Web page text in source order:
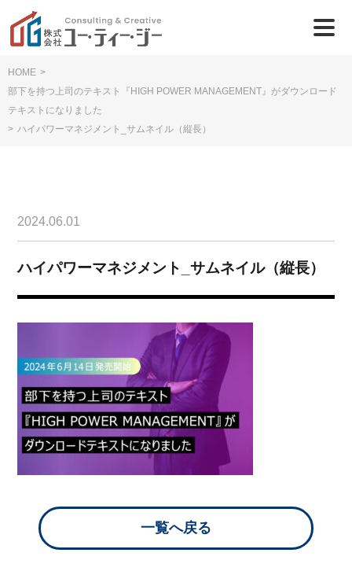
HOME >
部下を持つ上司のテキスト『HIGH POWER MANAGEMENT』がダウンロード
テキストになりました
> ハイパワーマネジメント_サムネイル（縦長）
2024.06.01
ハイパワーマネジメント_サムネイル（縦長）
一覧へ戻る